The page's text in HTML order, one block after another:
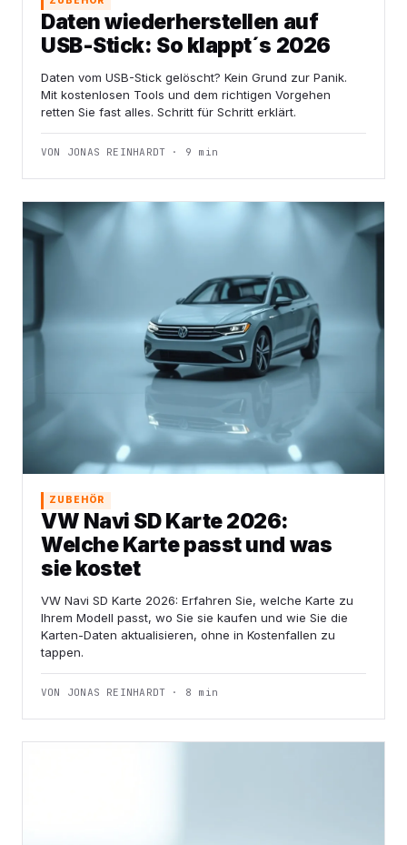
Daten wiederherstellen auf
USB-Stick: So klappt´s 2026
Daten vom USB-Stick gelöscht? Kein Grund zur Panik.
Mit kostenlosen Tools und dem richtigen Vorgehen
retten Sie fast alles. Schritt für Schritt erklärt.
VON JONAS REINHARDT · 9 min
ZUBEHÖR
VW Navi SD Karte 2026:
Welche Karte passt und was
sie kostet
VW Navi SD Karte 2026: Erfahren Sie, welche Karte zu
Ihrem Modell passt, wo Sie sie kaufen und wie Sie die
Karten-Daten aktualisieren, ohne in Kostenfallen zu
tappen.
VON JONAS REINHARDT · 8 min